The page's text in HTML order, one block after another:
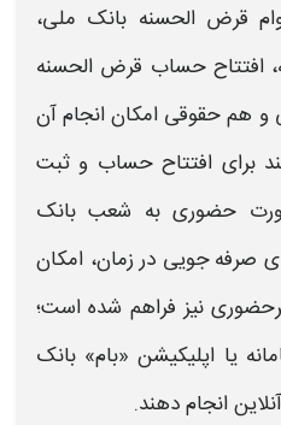
قرض‌ الحسنه بانک ملی،
افتتاح حساب قرض‌ الحسنه
هم حقوقی امکان انجام آن
برای افتتاح حساب و ثبت
حضوری به شعب بانک
صرفه‌ جویی در زمان، امکان
نیز فراهم شده است؛
یا اپلیکیشن «بام» بانک
انجام دهند.